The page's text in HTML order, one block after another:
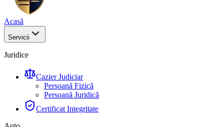
Acasă
Servicii
Juridice
Cazier Judiciar
Persoană Fizică
Persoană Juridică
Certificat Integritate